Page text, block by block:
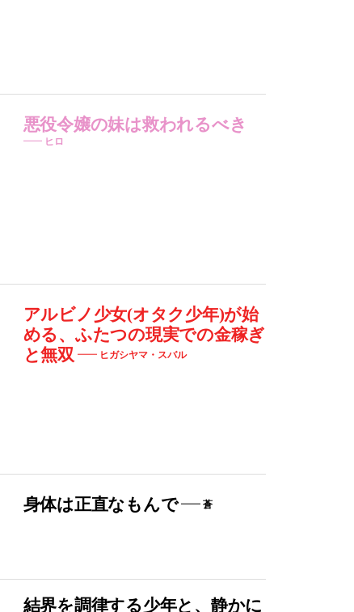
悪役令嬢の妹は救われるべき
ヒロ
アルビノ少女(オタク少年)が始
める、ふたつの現実での金稼ぎ
と無双
ヒガシヤマ・スバル
身体は正直なもんで 蒼
結界を調律する少年と、静かに